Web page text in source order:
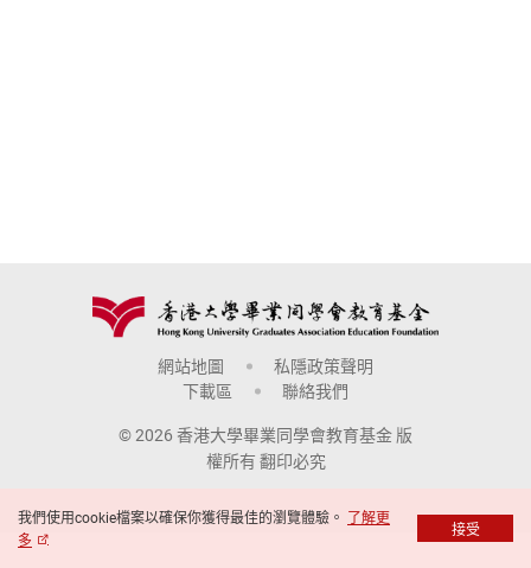
網站地圖
私隱政策聲明
下載區
聯絡我們
© 2026 香港大學畢業同學會教育基金 版
權所有 翻印必究
我們使用cookie檔案以確保你獲得最佳的瀏覽體驗。 了解更
多
接受